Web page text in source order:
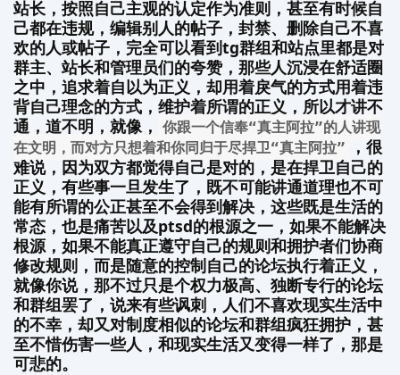
站长，按照自己主观的认定作为准则，甚至有时候自
己都在违规，编辑别人的帖子，封禁、删除自己不喜
欢的人或帖子，完全可以看到tg群组和站点里都是对
群主、站长和管理员们的夸赞，那些人沉浸在舒适圈
之中，追求着自以为正义，却用着戾气的方式用着违
背自己理念的方式，维护着所谓的正义，所以才讲不
通，道不明，就像，
你跟一个信奉“真主阿拉”的人讲现
在文明，而对方只想着和你同归于尽捍卫“真主阿拉”
，很
难说，因为双方都觉得自己是对的，是在捍卫自己的
正义，有些事一旦发生了，既不可能讲通道理也不可
能有所谓的公正甚至不会得到解决，这些既是生活的
常态，也是痛苦以及ptsd的根源之一，如果不能解决
根源，如果不能真正遵守自己的规则和拥护者们协商
修改规则，而是随意的控制自己的论坛执行着正义，
就像你说，那不过只是个权力极高、独断专行的论坛
和群组罢了，说来有些讽刺，人们不喜欢现实生活中
的不幸，却又对制度相似的论坛和群组疯狂拥护，甚
至不惜伤害一些人，和现实生活又变得一样了，那是
可悲的。